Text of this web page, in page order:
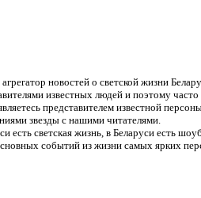
новостей о светской жизни
известных людей и поэтому
представителем известной
звезды с нашими читателями.
есть светская жизнь, в Беларуси есть
событий из жизни самых ярких